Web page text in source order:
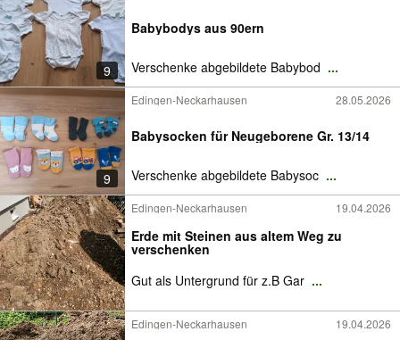
9
Babybodys aus 90ern
Verschenke abgebildete Babybod ...
9
Edingen-Neckarhausen 28.05.2026
Babysocken für Neugeborene Gr. 13/14
Verschenke abgebildete Babysoc ...
Edingen-Neckarhausen 19.04.2026
Erde mit Steinen aus altem Weg zu
verschenken
Gut als Untergrund für z.B Gar ...
Edingen-Neckarhausen 19.04.2026